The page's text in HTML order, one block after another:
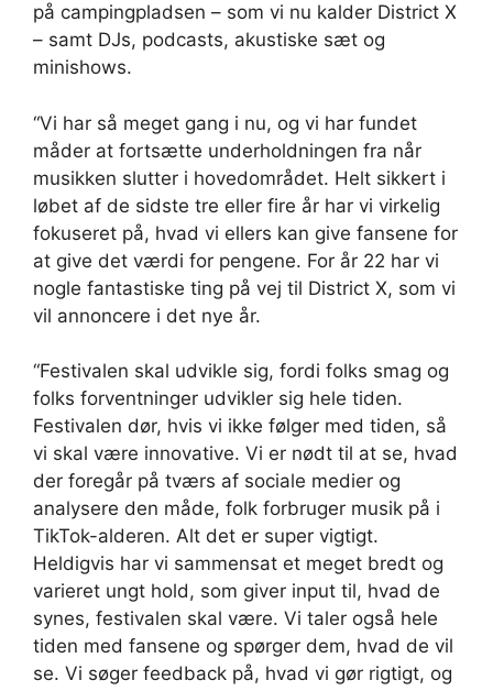
på campingpladsen – som vi nu kalder District X
– samt DJs, podcasts, akustiske sæt og
minishows.
“Vi har så meget gang i nu, og vi har fundet
måder at fortsætte underholdningen fra når
musikken slutter i hovedområdet. Helt sikkert i
løbet af de sidste tre eller fire år har vi virkelig
fokuseret på, hvad vi ellers kan give fansene for
at give det værdi for pengene. For år 22 har vi
nogle fantastiske ting på vej til District X, som vi
vil annoncere i det nye år.
“Festivalen skal udvikle sig, fordi folks smag og
folks forventninger udvikler sig hele tiden.
Festivalen dør, hvis vi ikke følger med tiden, så
vi skal være innovative. Vi er nødt til at se, hvad
der foregår på tværs af sociale medier og
analysere den måde, folk forbruger musik på i
TikTok-alderen. Alt det er super vigtigt.
Heldigvis har vi sammensat et meget bredt og
varieret ungt hold, som giver input til, hvad de
synes, festivalen skal være. Vi taler også hele
tiden med fansene og spørger dem, hvad de vil
se. Vi søger feedback på, hvad vi gør rigtigt, og